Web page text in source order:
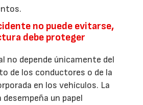
no puede evitarse,
debe proteger
no depende únicamente del
de los conductores o de la
en los vehículos. La
un papel